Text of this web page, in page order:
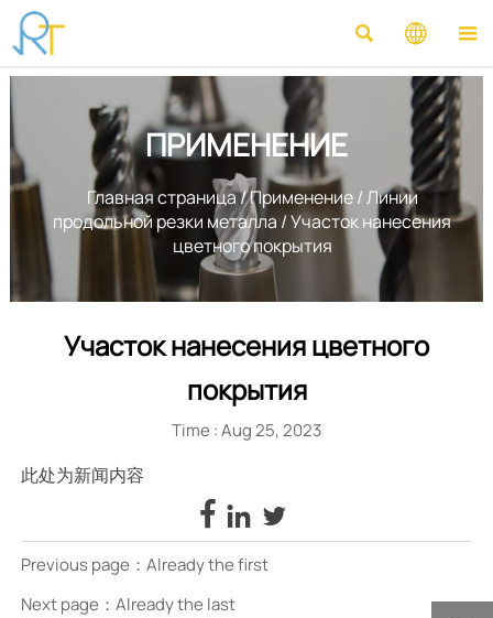
  
ПРИМЕНЕНИЕ
Главная страница/Применение/Линии
продольной резки металла /Участок нанесения
цветного покрытия
Участок нанесения цветного
покрытия
Time : Aug 25, 2023
此处为新闻内容
  
Previous page：Already the first
Next page：Already the last